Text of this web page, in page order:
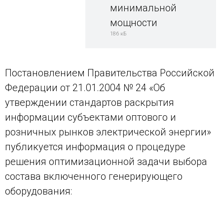
минимальной
мощности
186 кБ
Постановлением Правительства Российской
Федерации от 21.01.2004 № 24 «Об
утверждении стандартов раскрытия
информации субъектами оптового и
розничных рынков электрической энергии»
публикуется информация о процедуре
решения оптимизационной задачи выбора
состава включенного генерирующего
оборудования: